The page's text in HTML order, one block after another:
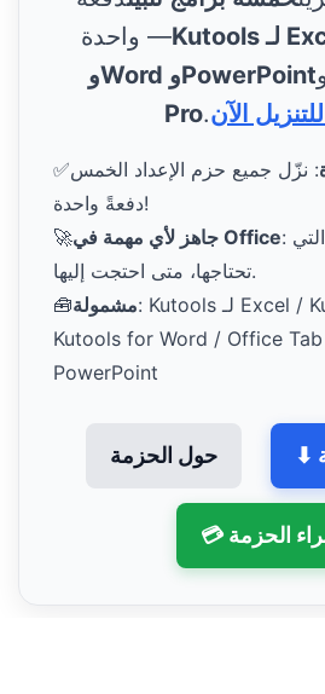
واحدة —Kutools لـ Excel وOutlook
وWord وPowerPointو
Pro.
✅: نزّل جميع حزم الإعداد الخمس
دفعةً واحدة!
🚀
جاهز لأي مهمة في Office: ثبّت الإضافات التي
تحتاجها، متى احتجت إليها.
🧰مشمولة: Kutools لـ Excel / Kutools لـ Outlook /
Kutools for Word / Office
PowerPoint
حول الحزمة
الحزمة